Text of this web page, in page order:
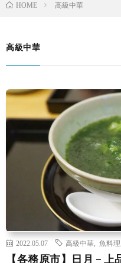
HOME 高級中華
高級中華
2022.05.07 高級中華 魚料理
【各務原市】日月 −